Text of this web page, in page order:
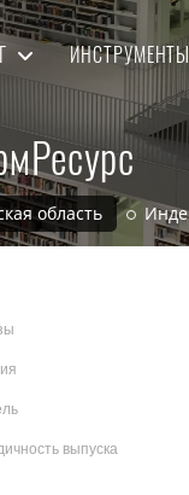
область
выпуска